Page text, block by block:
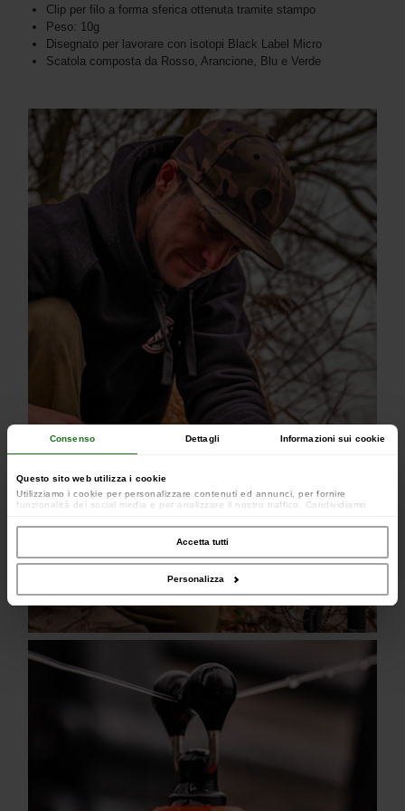
Consenso Dettagli Informazioni sui cookie
Questo sito web utilizza i cookie
Utilizziamo i cookie per personalizzare contenuti ed annunci, per fornire
funzionalità dei social media e per analizzare il nostro traffico. Condividiamo
occupano di analisi dei dati web, pubblicità e social media, i quali potrebbero
combinarle con altre informazioni che hai fornito loro o che hanno raccolto dal
Accetta tutti
Personalizza
Clip per filo a forma sferica ottenuta tramite stampo
Peso: 10g
Disegnato per lavorare con isotopi Black Label Micro
Scatola composta da Rosso, Arancione, Blu e Verde